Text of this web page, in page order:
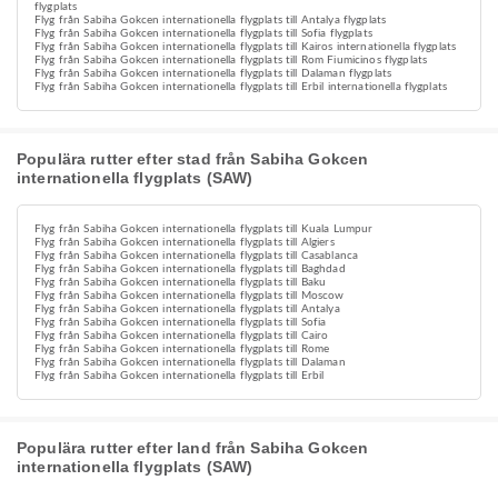
flygplats
Flyg från Sabiha Gokcen internationella flygplats till Antalya flygplats
Flyg från Sabiha Gokcen internationella flygplats till Sofia flygplats
Flyg från Sabiha Gokcen internationella flygplats till Kairos internationella flygplats
Flyg från Sabiha Gokcen internationella flygplats till Rom Fiumicinos flygplats
Flyg från Sabiha Gokcen internationella flygplats till Dalaman flygplats
Flyg från Sabiha Gokcen internationella flygplats till Erbil internationella flygplats
Populära rutter efter stad från Sabiha Gokcen
internationella flygplats (SAW)
Flyg från Sabiha Gokcen internationella flygplats till Kuala Lumpur
Flyg från Sabiha Gokcen internationella flygplats till Algiers
Flyg från Sabiha Gokcen internationella flygplats till Casablanca
Flyg från Sabiha Gokcen internationella flygplats till Baghdad
Flyg från Sabiha Gokcen internationella flygplats till Baku
Flyg från Sabiha Gokcen internationella flygplats till Moscow
Flyg från Sabiha Gokcen internationella flygplats till Antalya
Flyg från Sabiha Gokcen internationella flygplats till Sofia
Flyg från Sabiha Gokcen internationella flygplats till Cairo
Flyg från Sabiha Gokcen internationella flygplats till Rome
Flyg från Sabiha Gokcen internationella flygplats till Dalaman
Flyg från Sabiha Gokcen internationella flygplats till Erbil
Populära rutter efter land från Sabiha Gokcen
internationella flygplats (SAW)